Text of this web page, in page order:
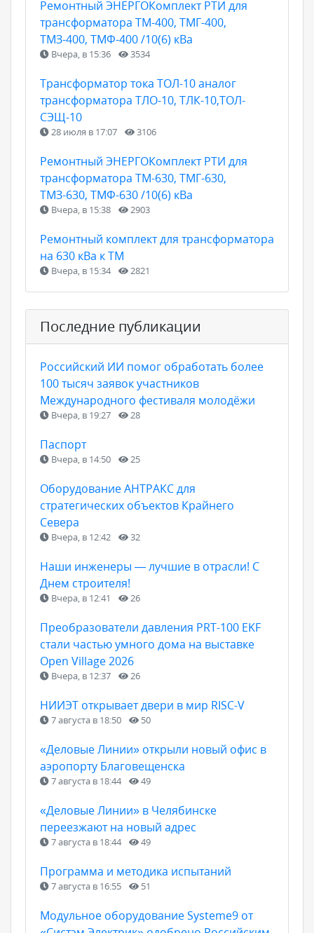
Ремонтный ЭНЕРГОКомплект РТИ для
трансформатора ТМ-400, ТМГ-400,
ТМЗ-400, ТМФ-400 /10(6) кВа
Вчера, в 15:36 3534
Трансформатор тока ТОЛ-10 аналог
трансформатора ТЛО-10, ТЛК-10,ТОЛ-
СЭЩ-10
28 июля в 17:07 3106
Ремонтный ЭНЕРГОКомплект РТИ для
трансформатора ТМ-630, ТМГ-630,
ТМЗ-630, ТМФ-630 /10(6) кВа
Вчера, в 15:38 2903
Ремонтный комплект для трансформатора
на 630 кВа к ТМ
Вчера, в 15:34 2821
Последние публикации
Российский ИИ помог обработать более
100 тысяч заявок участников
Международного фестиваля молодёжи
Вчера, в 19:27 28
Паспорт
Вчера, в 14:50 25
Оборудование АНТРАКС для
стратегических объектов Крайнего
Севера
Вчера, в 12:42 32
Наши инженеры — лучшие в отрасли! С
Днем строителя!
Вчера, в 12:41 26
Преобразователи давления PRT-100 EKF
стали частью умного дома на выставке
Open Village 2026
Вчера, в 12:37 26
НИИЭТ открывает двери в мир RISC-V
7 августа в 18:50 50
«Деловые Линии» открыли новый офис в
аэропорту Благовещенска
7 августа в 18:44 49
«Деловые Линии» в Челябинске
переезжают на новый адрес
7 августа в 18:44 49
Программа и методика испытаний
7 августа в 16:55 51
Модульное оборудование Systeme9 от